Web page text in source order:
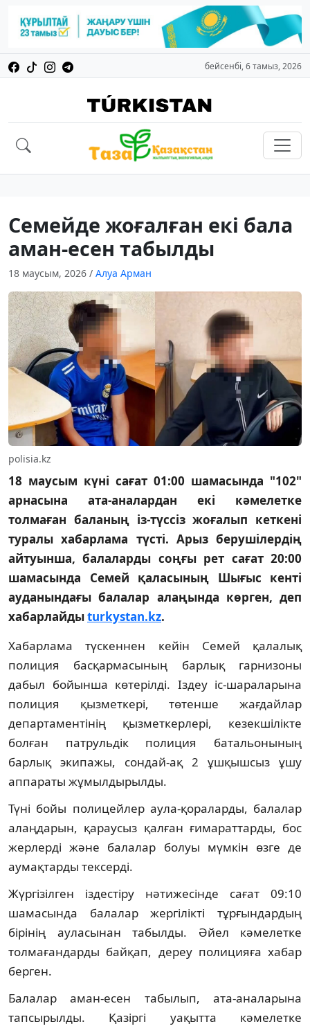
бейсенбі, 6 тамыз, 2026
Семейде жоғалған екі бала
аман-есен табылды
18 маусым, 2026 / Алуа Арман
polisia.kz
18 маусым күні сағат 01:00 шамасында "102"
арнасына ата-аналардан екі кәмелетке
толмаған баланың із-түссіз жоғалып кеткені
туралы хабарлама түсті. Арыз берушілердің
айтуынша, балаларды соңғы рет сағат 20:00
шамасында Семей қаласының Шығыс кенті
ауданындағы балалар алаңында көрген, деп
хабарлайдыturkystan.kz.
Хабарлама түскеннен кейін Семей қалалық
полиция басқармасының барлық гарнизоны
дабыл бойынша көтерілді. Іздеу іс-шараларына
полиция қызметкері, төтенше жағдайлар
департаментінің қызметкерлері, кезекшілікте
болған патрульдік полиция батальонының
барлық экипажы, сондай-ақ 2 ұшқышсыз ұшу
аппараты жұмылдырылды.
Түні бойы полицейлер аула-қораларды, балалар
алаңдарын, қараусыз қалған ғимараттарды, бос
жерлерді және балалар болуы мүмкін өзге де
аумақтарды тексерді.
Жүргізілген іздестіру нәтижесінде сағат 09:10
шамасында балалар жергілікті тұрғындардың
бірінің ауласынан табылды. Әйел кәмелетке
толмағандарды байқап, дереу полицияға хабар
берген.
Балалар аман-есен табылып, ата-аналарына
тапсырылды. Қазіргі уақытта кәмелетке